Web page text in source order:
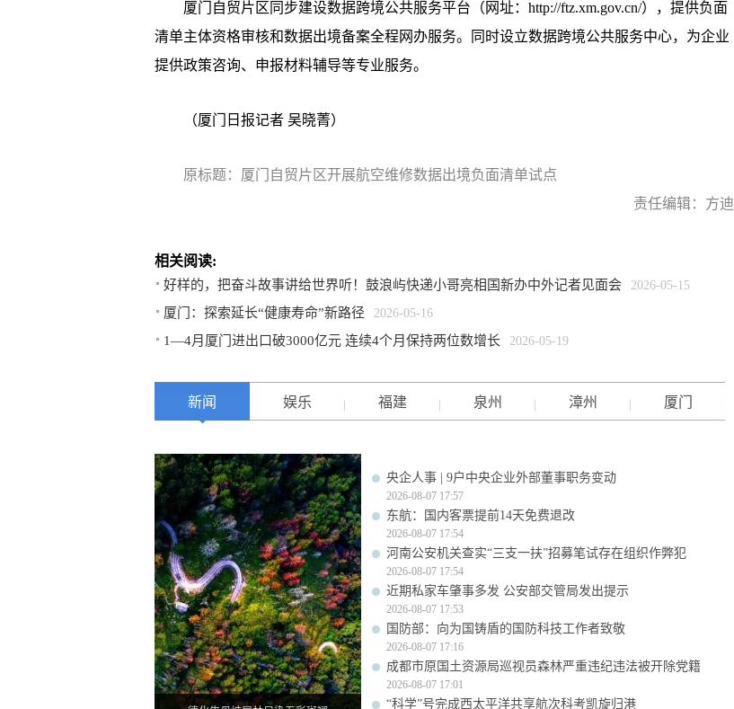
厦门自贸片区同步建设数据跨境公共服务平台（网址：http://ftz.xm.gov.cn/），提供负面
清单主体资格审核和数据出境备案全程网办服务。同时设立数据跨境公共服务中心，为企业
提供政策咨询、申报材料辅导等专业服务。
（厦门日报记者 吴晓菁）
原标题：厦门自贸片区开展航空维修数据出境负面清单试点
责任编辑：方迪
相关阅读:
好样的，把奋斗故事讲给世界听！鼓浪屿快递小哥亮相国新办中外记者见面会 2026-05-15
厦门：探索延长“健康寿命”新路径 2026-05-16
1—4月厦门进出口破3000亿元 连续4个月保持两位数增长 2026-05-19
新闻 娱乐 福建 泉州 漳州 厦门
央企人事 | 9户中央企业外部董事职务变动
2026-08-07 17:57
东航：国内客票提前14天免费退改
2026-08-07 17:54
河南公安机关查实“三支一扶”招募笔试存在组织作弊犯
2026-08-07 17:54
近期私家车肇事多发 公安部交管局发出提示
2026-08-07 17:53
国防部：向为国铸盾的国防科技工作者致敬
2026-08-07 17:16
成都市原国土资源局巡视员森林严重违纪违法被开除党籍
2026-08-07 17:01
“科学”号完成西太平洋共享航次科考凯旋归港